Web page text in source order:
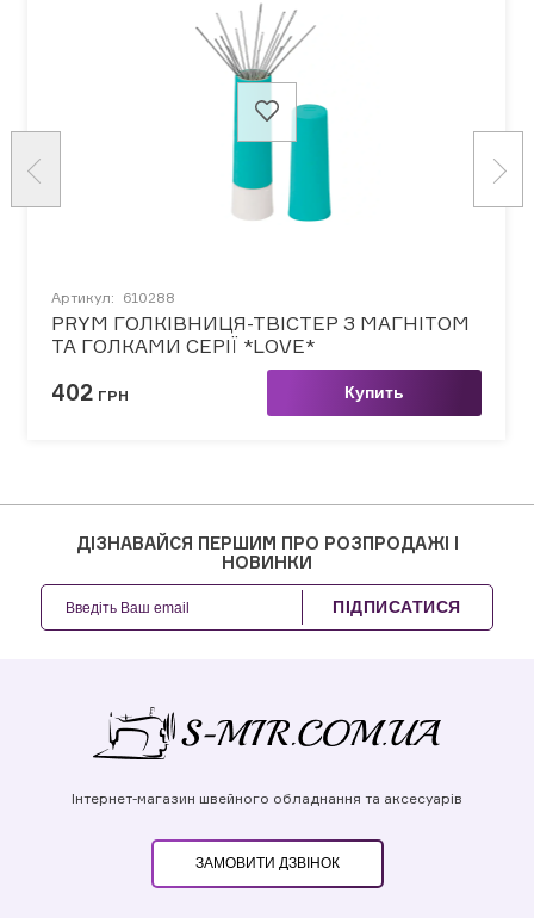
Артикул: 610288
PRYM ГОЛКІВНИЦЯ-ТВІСТЕР З МАГНІТОМ
ТА ГОЛКАМИ СЕРІЇ *LOVE*
402 ГРН Купить
ДІЗНАВАЙСЯ ПЕРШИМ ПРО РОЗПРОДАЖІ І
НОВИНКИ
ПІДПИСАТИСЯ
Інтернет-магазин швейного обладнання та аксесуарів
ЗАМОВИТИ ДЗВІНОК